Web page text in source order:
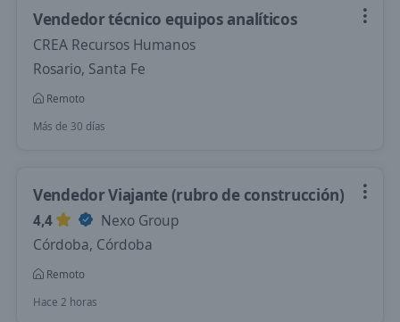
Vendedor técnico equipos analíticos
CREA Recursos Humanos
Rosario, Santa Fe
Remoto
Más de 30 días
Vendedor Viajante (rubro de construcción)
4,4
Nexo Group
Córdoba, Córdoba
Remoto
Hace 2 horas